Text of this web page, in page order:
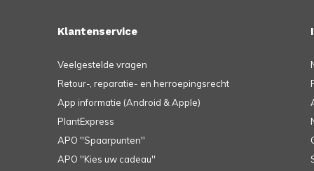
Klantenservice
Veelgestelde vragen
Retour-, reparatie- en herroepingsrecht
App informatie (Android & Apple)
PlantExpress
APO ''Spaarpunten''
APO ''Kies uw cadeau''